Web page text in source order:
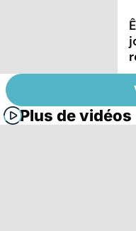
Plus de vidéos